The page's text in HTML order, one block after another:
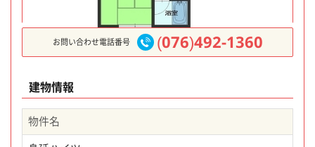
メールでのお問い合わせ
お問い合わせ電話番号 (076)492-1360
建物情報
物件名